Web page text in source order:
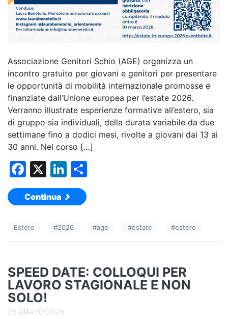
Associazione Genitori Schio (AGE) organizza un
incontro gratuito per giovani e genitori per presentare
le opportunità di mobilità internazionale promosse e
finanziate dall’Unione europea per l’estate 2026.
Verranno illustrate esperienze formative all’estero, sia
di gruppo sia individuali, della durata variabile da due
settimane fino a dodici mesi, rivolte a giovani dai 13 ai
30 anni. Nel corso […]
F
a
c
b
o
k
X
Li
n
k
dI
vi
Continua
Estero #2026 #age #estate #estero
SPEED DATE: COLLOQUI PER
LAVORO STAGIONALE E NON
SOLO!
28 MARZO 2025